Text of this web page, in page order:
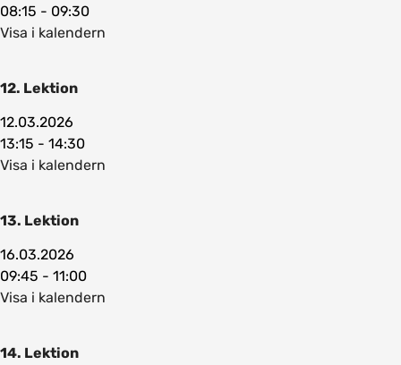
08:15 - 09:30
Visa i kalendern
12. Lektion
12.03.2026
13:15 - 14:30
Visa i kalendern
13. Lektion
16.03.2026
09:45 - 11:00
Visa i kalendern
14. Lektion